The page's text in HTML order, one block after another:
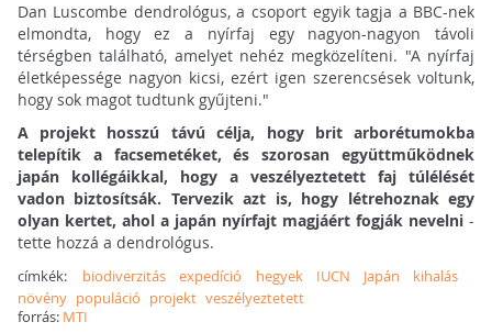
Dan Luscombe dendrológus, a csoport egyik tagja a BBC-nek
elmondta, hogy ez a nyírfaj egy nagyon-nagyon távoli
térségben található, amelyet nehéz megközelíteni. "A nyírfaj
életképessége nagyon kicsi, ezért igen szerencsések voltunk,
hogy sok magot tudtunk gyűjteni."
A projekt hosszú távú célja, hogy brit arborétumokba
telepítik a facsemetéket, és szorosan együttműködnek
japán kollégáikkal, hogy a veszélyeztetett faj túlélését
vadon biztosítsák. Tervezik azt is, hogy létrehoznak egy
olyan kertet, ahol a japán nyírfajt magjáért fogják nevelni -
tette hozzá a dendrológus.
címkék: biodiverzitás expedíció hegyek IUCN Japán
kihalás
növény populáció projekt veszélyeztetett
forrás: MTI